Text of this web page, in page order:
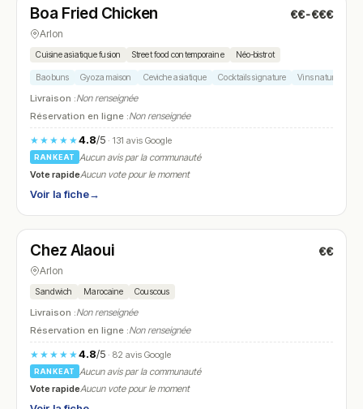
N° 8
Boa Fried Chicken €€-€€€
Arlon
Cuisine asiatique fusion Street food contemporaine Néo-bistrot
Bao buns Gyoza maison Ceviche asiatique Cocktails signature Vins natures
Livraison :Non renseignée
Réservation en ligne :Non renseignée
★★★★★4.8/5· 131 avis Google
RANKEAT
Aucun avis par la communauté
Vote rapideAucun vote pour le moment
Voir la fiche→
N° 9
Chez Alaoui €€
Arlon
Sandwich Marocaine Couscous
Livraison :Non renseignée
Réservation en ligne :Non renseignée
★★★★★4.8/5· 82 avis Google
RANKEAT
Aucun avis par la communauté
Vote rapideAucun vote pour le moment